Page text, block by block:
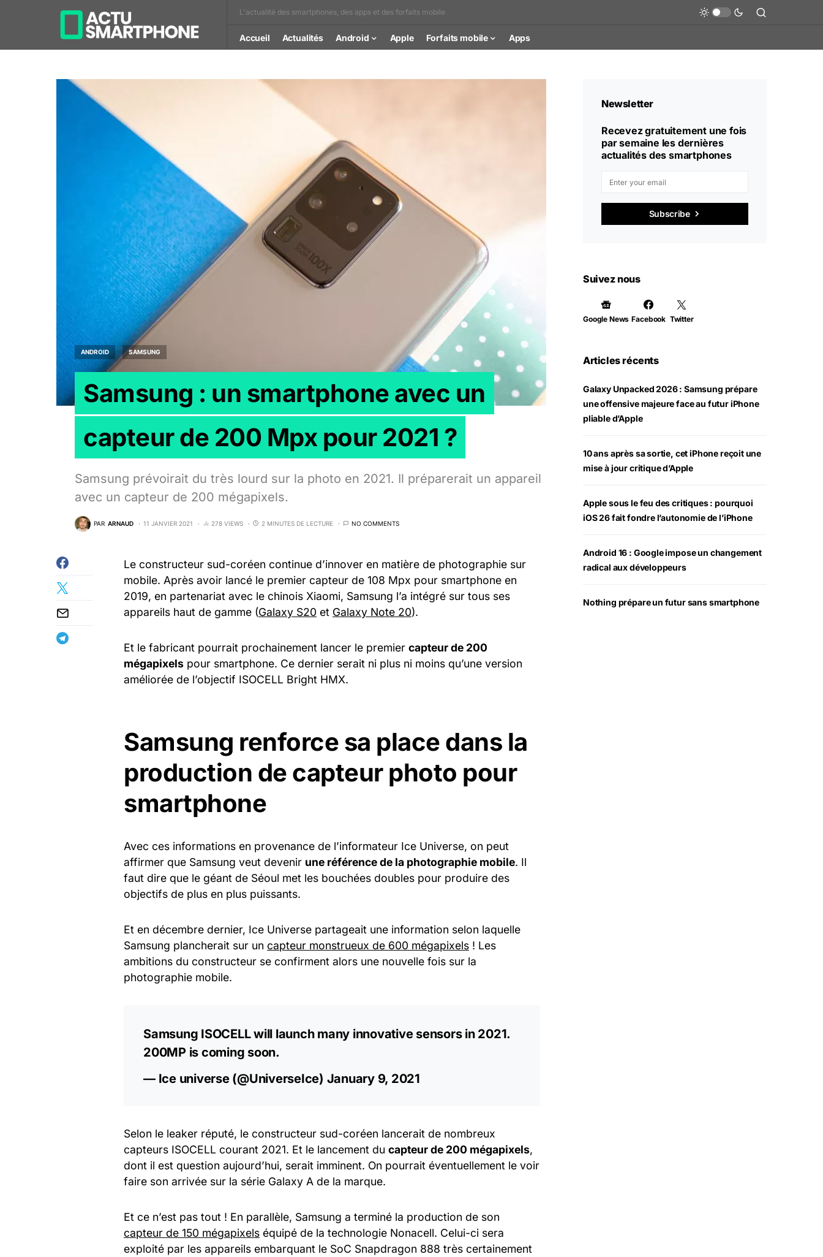
L'actualité des smartphones, des apps et des forfaits mobile
Accueil Actualités Android Apple Forfaits mobile Apps
ANDROID SAMSUNG
Samsung : un smartphone avec un
capteur de 200 Mpx pour 2021 ?
Samsung prévoirait du très lourd sur la photo en 2021. Il préparerait un appareil
avec un capteur de 200 mégapixels.
PAR ARNAUD 11 JANVIER 2021 278 VIEWS 2 MINUTES DE LECTURE NO COMMENTS
Le constructeur sud-coréen continue d’innover en matière de photographie sur
mobile. Après avoir lancé le premier capteur de 108 Mpx pour smartphone en
2019, en partenariat avec le chinois Xiaomi, Samsung l’a intégré sur tous ses
appareils haut de gamme (Galaxy S20 et Galaxy Note 20).
Et le fabricant pourrait prochainement lancer le premier capteur de 200
mégapixels pour smartphone. Ce dernier serait ni plus ni moins qu’une version
améliorée de l’objectif ISOCELL Bright HMX.
Samsung renforce sa place dans la
production de capteur photo pour
smartphone
Avec ces informations en provenance de l’informateur Ice Universe, on peut
affirmer que Samsung veut devenir une référence de la photographie mobile. Il
faut dire que le géant de Séoul met les bouchées doubles pour produire des
objectifs de plus en plus puissants.
Et en décembre dernier, Ice Universe partageait une information selon laquelle
Samsung plancherait sur un capteur monstrueux de 600 mégapixels ! Les
ambitions du constructeur se confirment alors une nouvelle fois sur la
photographie mobile.
Samsung ISOCELL will launch many innovative sensors in 2021.
200MP is coming soon.
— Ice universe (@UniverseIce) January 9, 2021
Selon le leaker réputé, le constructeur sud-coréen lancerait de nombreux
capteurs ISOCELL courant 2021. Et le lancement du capteur de 200 mégapixels,
dont il est question aujourd’hui, serait imminent. On pourrait éventuellement le voir
faire son arrivée sur la série Galaxy A de la marque.
Et ce n’est pas tout ! En parallèle, Samsung a terminé la production de son
capteur de 150 mégapixels équipé de la technologie Nonacell. Celui-ci sera
exploité par les appareils embarquant le SoC Snapdragon 888 très certainement
Newsletter
Recevez gratuitement une fois
par semaine les dernières
actualités des smartphones
Subscribe
Suivez nous
Google News Facebook Twitter
Articles récents
Galaxy Unpacked 2026 : Samsung prépare
une offensive majeure face au futur iPhone
pliable d’Apple
10 ans après sa sortie, cet iPhone reçoit une
mise à jour critique d’Apple
Apple sous le feu des critiques : pourquoi
iOS 26 fait fondre l’autonomie de l’iPhone
Android 16 : Google impose un changement
radical aux développeurs
Nothing prépare un futur sans smartphone